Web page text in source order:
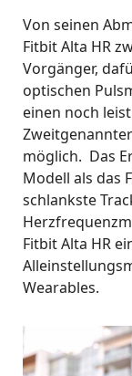
Von seinen
Fitbit Alta HR
Vorgänger,
optischen
einen noch
möglich. Das
Modell als das
schlankste
Fitbit Alta HR
Wearables.